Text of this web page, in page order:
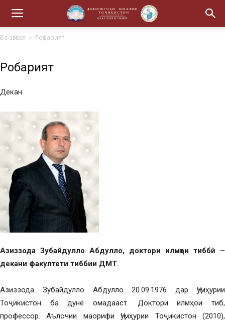
Ба аввал Роҳбарият
Роҳбарият
Декан
Азиззода Зубайдулло Абдулло, доктори илмҳои тиббӣ –
декани факултети тиббии ДМТ.
Азиззода Зубайдулло Абдулло 20.09.1976 дар Ҷумҳурии
Тоҷикистон ба дунё омадааст. Доктори илмҳои тиб,
профессор. Аълочии маорифи Ҷумҳурии Тоҷикистон (2010),